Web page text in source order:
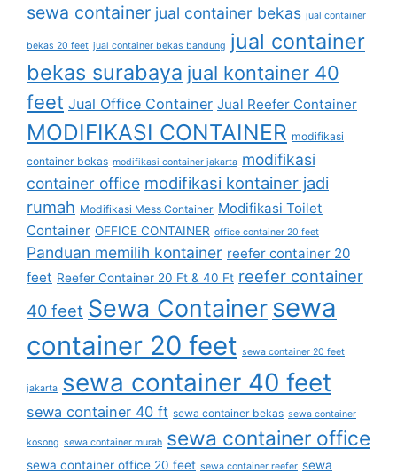
sewa container jual container bekas jual container
bekas 20 feet jual container bekas bandung jual container
bekas surabaya jual kontainer 40
feet Jual Office Container Jual Reefer Container
MODIFIKASI CONTAINER modifikasi
container bekas modifikasi container jakarta modifikasi
container office modifikasi kontainer jadi
rumah Modifikasi Mess Container Modifikasi Toilet
Container OFFICE CONTAINER office container 20 feet
Panduan memilih kontainer reefer container 20
feet Reefer Container 20 Ft & 40 Ft reefer container
40 feet Sewa Containersewa
container 20 feet sewa container 20 feet
jakarta sewa container 40 feet
sewa container 40 ft sewa container bekas sewa container
kosong sewa container murah sewa container office
sewa container office 20 feet sewa container reefer sewa